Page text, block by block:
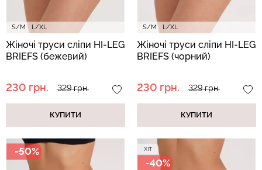
S/M L/XL
Жіночі труси сліпи HI-LEG
BRIEFS (бежевий)
230 грн. 329 грн.
КУПИТИ
S/M L/XL
Жіночі труси сліпи HI-LEG
BRIEFS (чорний)
230 грн. 329 грн.
КУПИТИ
-50%
-40%